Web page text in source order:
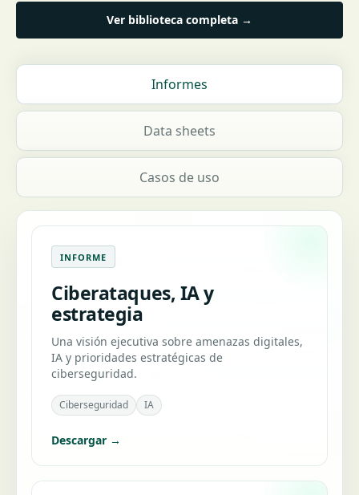
Ver biblioteca completa →
Informes
Data sheets
Casos de uso
INFORME
Ciberataques, IA y
estrategia
Una visión ejecutiva sobre amenazas digitales,
IA y prioridades estratégicas de
ciberseguridad.
Ciberseguridad IA
Descargar →